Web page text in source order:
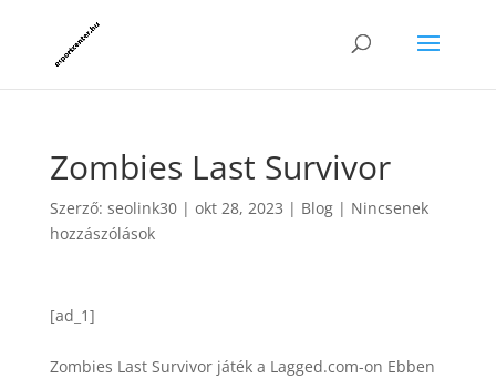
Zombies Last Survivor
Szerző: seolink30| okt 28, 2023 | Blog| Nincsenek
hozzászólások
[ad_1]
Zombies Last Survivor játék a Lagged.com-on Ebben